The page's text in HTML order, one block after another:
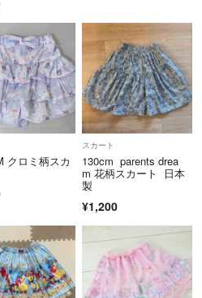
クロミ柄スカ
スカート
130cm parents drea
m 花柄スカート 日本
製
¥1,200